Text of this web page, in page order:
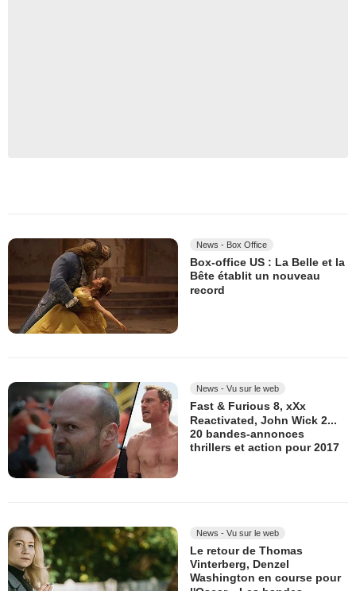
News - Box Office
Box-office US : La Belle et la
Bête établit un nouveau
record
News - Vu sur le web
Fast & Furious 8, xXx
Reactivated, John Wick 2...
20 bandes-annonces
thrillers et action pour 2017
News - Vu sur le web
Le retour de Thomas
Vinterberg, Denzel
Washington en course pour